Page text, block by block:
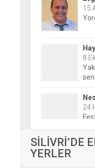
8
24
ki
SİLİVRİ’DE
YERLER